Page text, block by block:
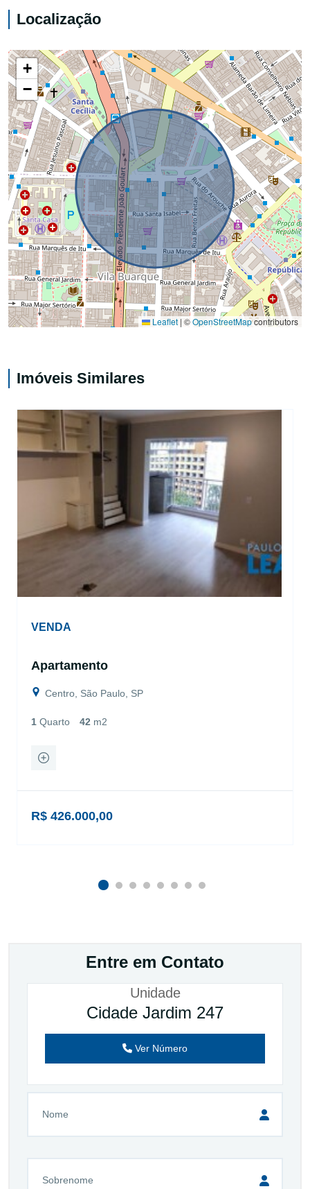
Localização
+
−
Leaflet | ©OpenStreetMapcontributors
Imóveis Similares
VENDA
Apartamento
Centro, São Paulo, SP
1 Quarto 42 m2
R$ 426.000,00
Entre em Contato
Unidade
Cidade Jardim 247
Ver Número